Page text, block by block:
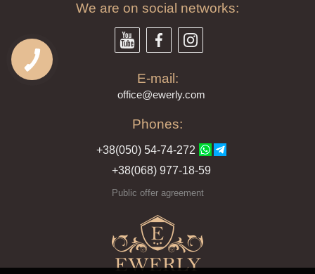
We are on social networks:
E-mail:
office@ewerly.com
Phones:
+38(050) 54-74-272
+38(068) 977-18-59
Public offer agreement